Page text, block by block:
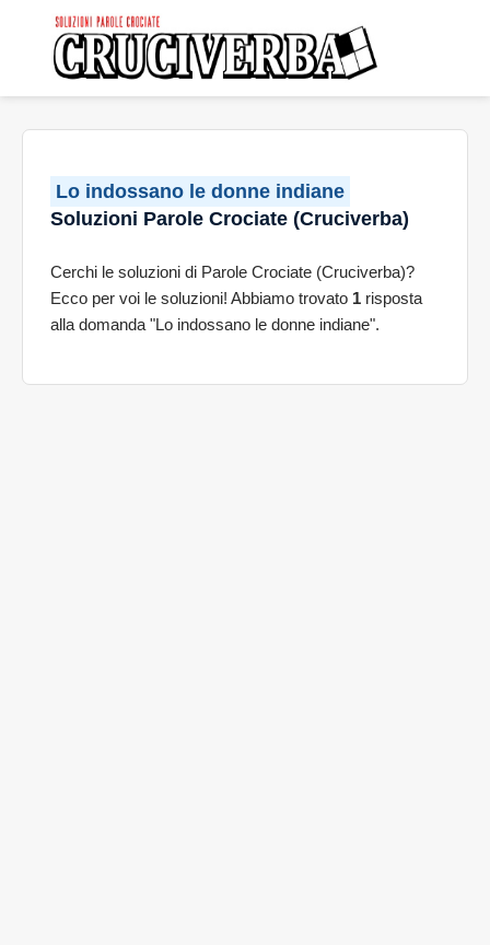
Lo indossano le donne indiane
Soluzioni Parole Crociate (Cruciverba)
Cerchi le soluzioni di Parole Crociate (Cruciverba)?
Ecco per voi le soluzioni! Abbiamo trovato 1 risposta
alla domanda "Lo indossano le donne indiane".